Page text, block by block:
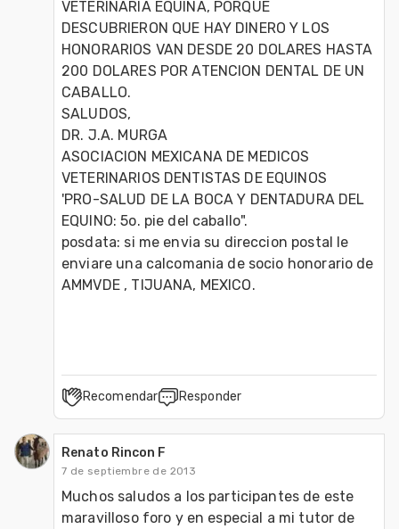
VETERINARIA EQUINA, PORQUE
DESCUBRIERON QUE HAY DINERO Y LOS
HONORARIOS VAN DESDE 20 DOLARES HASTA
200 DOLARES POR ATENCION DENTAL DE UN
CABALLO.
SALUDOS,
DR. J.A. MURGA
ASOCIACION MEXICANA DE MEDICOS
VETERINARIOS DENTISTAS DE EQUINOS
'PRO-SALUD DE LA BOCA Y DENTADURA DEL
EQUINO: 5o. pie del caballo".
posdata: si me envia su direccion postal le
enviare una calcomania de socio honorario de
AMMVDE , TIJUANA, MEXICO.
Recomendar Responder
Renato Rincon F
7 de septiembre de 2013
Muchos saludos a los participantes de este
maravilloso foro y en especial a mi tutor de